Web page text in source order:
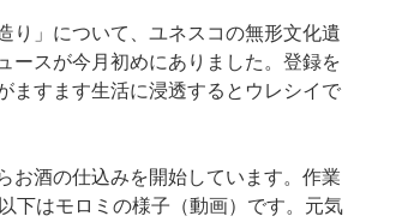
り」について、ユネスコの無形文化遺
ースが今月初めにありました。登録を
ますます生活に浸透するとウレシイで
お酒の仕込みを開始しています。作業
下はモロミの様子（動画）です。元気